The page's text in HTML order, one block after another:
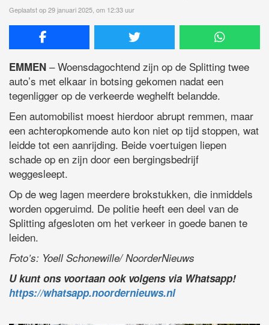
Geplaatst op 29 januari 2025, om 12:33 uur
EMMEN – Woensdagochtend zijn op de Splitting twee
auto’s met elkaar in botsing gekomen nadat een
tegenligger op de verkeerde weghelft belandde.
Een automobilist moest hierdoor abrupt remmen, maar
een achteropkomende auto kon niet op tijd stoppen, wat
leidde tot een aanrijding. Beide voertuigen liepen
schade op en zijn door een bergingsbedrijf
weggesleept.
Op de weg lagen meerdere brokstukken, die inmiddels
worden opgeruimd. De politie heeft een deel van de
Splitting afgesloten om het verkeer in goede banen te
leiden.
Foto’s: Yoell Schonewille/ NoorderNieuws
U kunt ons voortaan ook volgens via Whatsapp!
https://whatsapp.noordernieuws.nl